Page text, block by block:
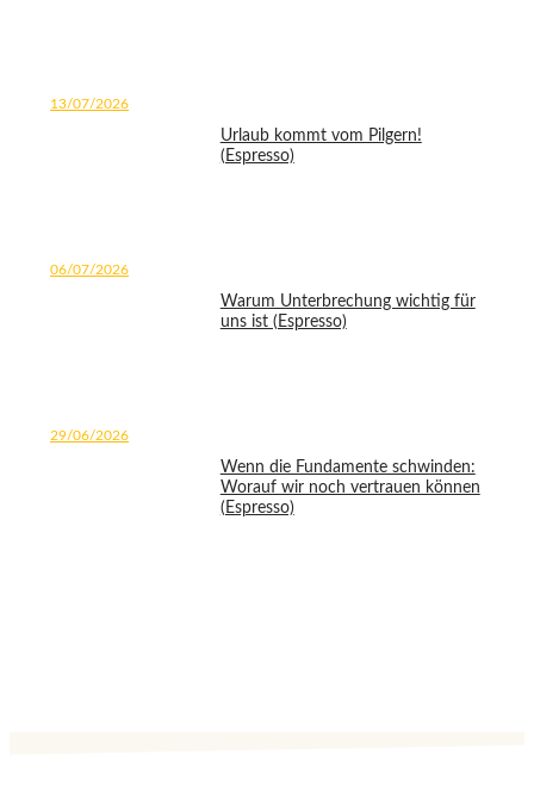
13/07/2026
Urlaub kommt vom Pilgern!
(Espresso)
06/07/2026
Warum Unterbrechung wichtig für
uns ist (Espresso)
29/06/2026
Wenn die Fundamente schwinden:
Worauf wir noch vertrauen können
(Espresso)